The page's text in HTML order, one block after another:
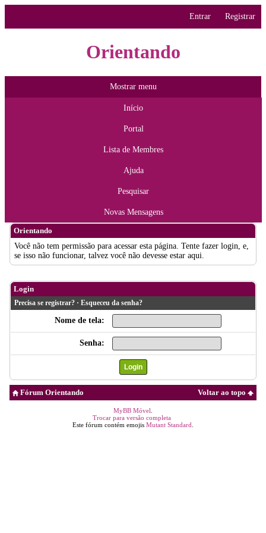
Entrar Registrar
Orientando
Mostrar menu
Início
Portal
Lista de Membres
Ajuda
Pesquisar
Novas Mensagens
Orientando
Você não tem permissão para acessar esta página. Tente fazer login, e,
se isso não funcionar, talvez você não devesse estar aqui.
Login
Precisa se registrar? · Esqueceu da senha?
Nome de tela:
Senha:
Voltar ao topo
Fórum Orientando
MyBB Móvel
Trocar para versão completa
Este fórum contém emojis Mutant Standard